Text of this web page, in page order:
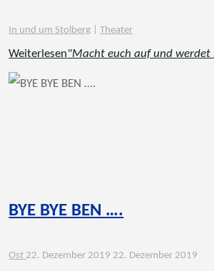
In und um Stolberg Theater
Weiterlesen"Macht euch auf und werdet
BYE BYE BEN ….
Ost 22. Dezember 2019 22. Dezember 2019